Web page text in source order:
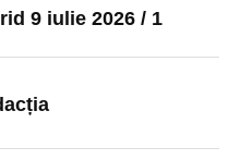
9 iulie 2026 / 1